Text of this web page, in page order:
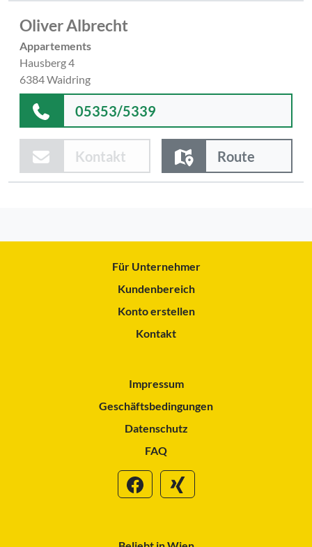
Oliver Albrecht
Appartements
Hausberg 4
6384 Waidring
05353/5339
Kontakt Route
Für Unternehmer
Kundenbereich
Konto erstellen
Kontakt
Impressum
Geschäftsbedingungen
Datenschutz
FAQ